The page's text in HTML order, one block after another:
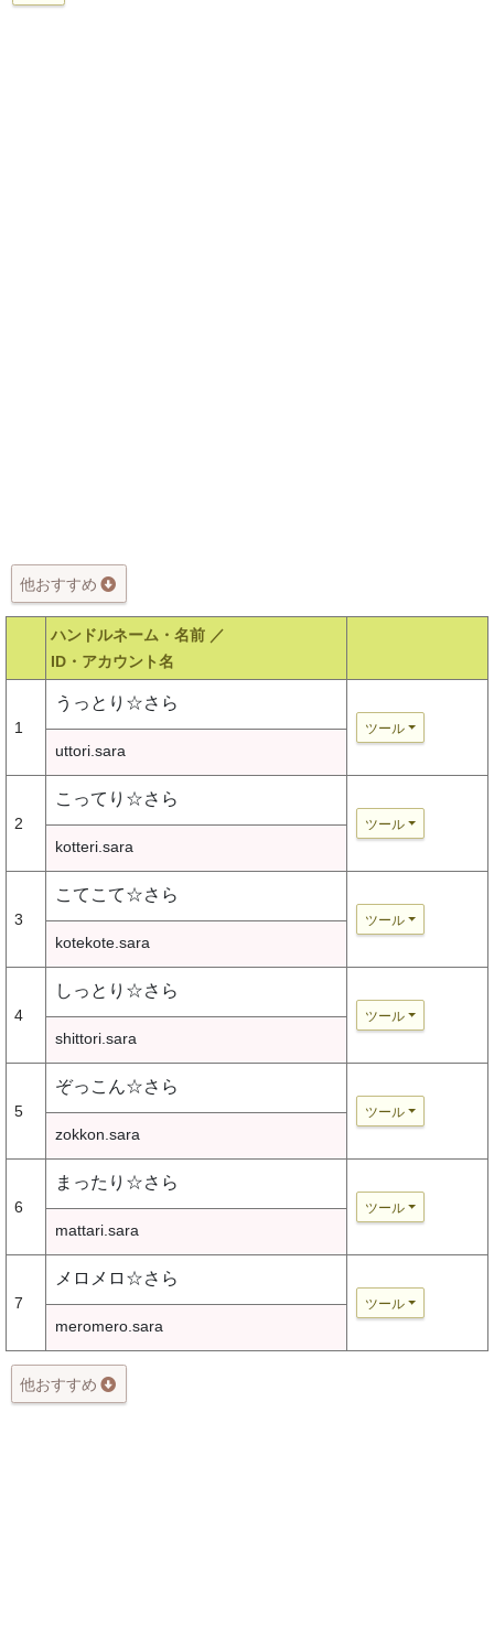
他おすすめ
ハンドルネーム・名前 ／
ID・アカウント名
1
うっとり☆さら
ツール
uttori.sara
2
こってり☆さら
ツール
kotteri.sara
3
こてこて☆さら
ツール
kotekote.sara
4
しっとり☆さら
ツール
shittori.sara
5
ぞっこん☆さら
ツール
zokkon.sara
6
まったり☆さら
ツール
mattari.sara
7
メロメロ☆さら
ツール
meromero.sara
他おすすめ